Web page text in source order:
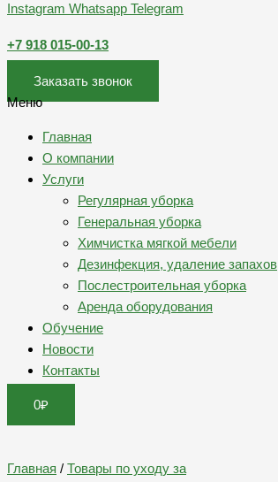
Instagram Whatsapp Telegram
+7 918 015-00-13
Заказать звонок
Меню
Главная
О компании
Услуги
Регулярная уборка
Генеральная уборка
Химчистка мягкой мебели
Дезинфекция, удаление запахов
Послестроительная уборка
Аренда оборудования
Обучение
Новости
Контакты
0₽
Главная / Товары по уходу за